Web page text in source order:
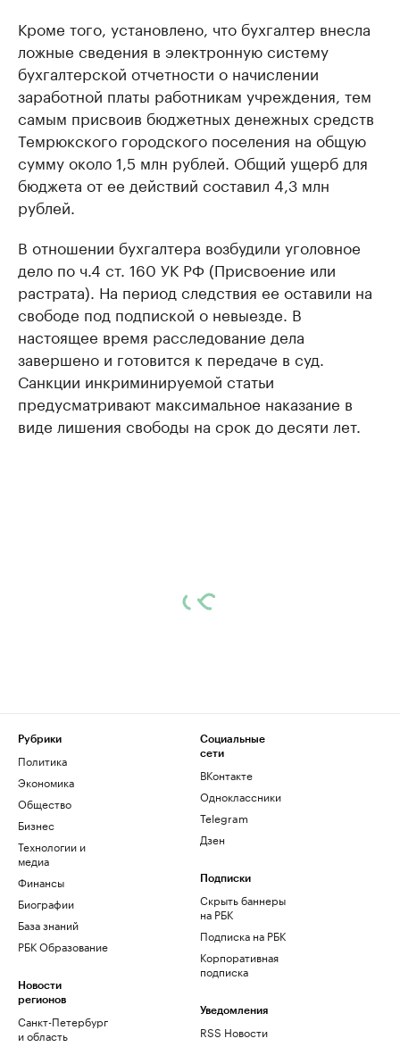
Кроме того, установлено, что бухгалтер внесла
ложные сведения в электронную систему
бухгалтерской отчетности о начислении
заработной платы работникам учреждения, тем
самым присвоив бюджетных денежных средств
Темрюкского городского поселения на общую
сумму около 1,5 млн рублей. Общий ущерб для
бюджета от ее действий составил 4,3 млн
рублей.
В отношении бухгалтера возбудили уголовное
дело по ч.4 ст. 160 УК РФ (Присвоение или
растрата). На период следствия ее оставили на
свободе под подпиской о невыезде. В
настоящее время расследование дела
завершено и готовится к передаче в суд.
Санкции инкриминируемой статьи
предусматривают максимальное наказание в
виде лишения свободы на срок до десяти лет.
Рубрики
Политика
Экономика
Общество
Бизнес
Технологии и
медиа
Финансы
Биографии
База знаний
РБК Образование
Новости
регионов
Санкт-Петербург
и область
Социальные
сети
ВКонтакте
Одноклассники
Telegram
Дзен
Подписки
Скрыть баннеры
на РБК
Подписка на РБК
Корпоративная
подписка
Уведомления
RSS Новости